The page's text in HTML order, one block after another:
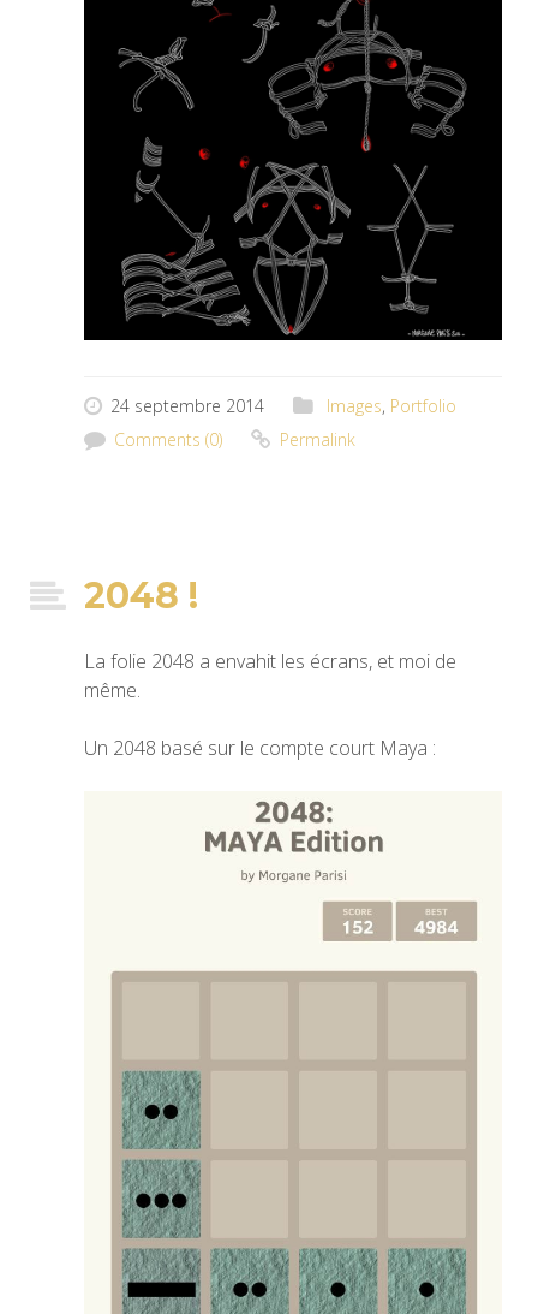
24 septembre 2014 Images, Portfolio
Comments (0)
Permalink
2048 !
La folie 2048 a envahit les écrans, et moi de
même.
Un 2048 basé sur le compte court Maya :